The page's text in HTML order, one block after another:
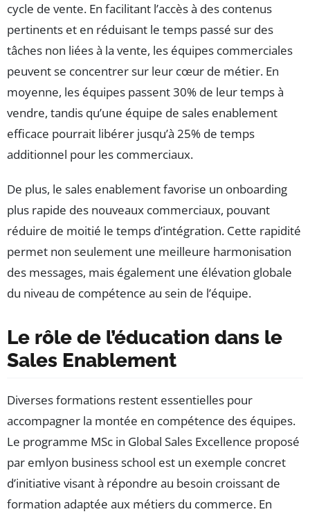
cycle de vente. En facilitant l’accès à des contenus
pertinents et en réduisant le temps passé sur des
tâches non liées à la vente, les équipes commerciales
peuvent se concentrer sur leur cœur de métier. En
moyenne, les équipes passent 30% de leur temps à
vendre, tandis qu’une équipe de sales enablement
efficace pourrait libérer jusqu’à 25% de temps
additionnel pour les commerciaux.
De plus, le sales enablement favorise un onboarding
plus rapide des nouveaux commerciaux, pouvant
réduire de moitié le temps d’intégration. Cette rapidité
permet non seulement une meilleure harmonisation
des messages, mais également une élévation globale
du niveau de compétence au sein de l’équipe.
Le rôle de l’éducation dans le
Sales Enablement
Diverses formations restent essentielles pour
accompagner la montée en compétence des équipes.
Le programme MSc in Global Sales Excellence proposé
par emlyon business school est un exemple concret
d’initiative visant à répondre au besoin croissant de
formation adaptée aux métiers du commerce. En